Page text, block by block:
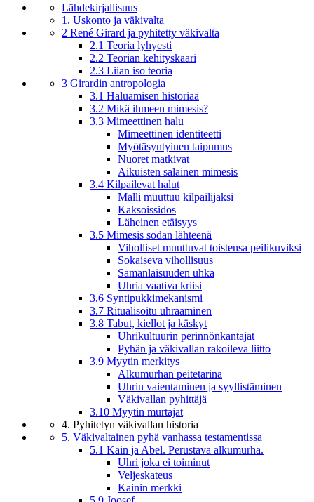
Lähdekirjallisuus
1. Uskonto ja väkivalta
2 René Girard ja pyhitetty väkivalta
2.1 Teoria lyhyesti
2.2 Teorian kehityskaari
2.3 Liian iso teoria
3 Girardin antropologia
3.1 Haluamisen historiaa
3.2 Mikä ihmeen mimesis?
3.3 Mimeettinen halu
Mimeettinen identiteetti
Myötäsyntyinen taipumus
Nuoret matkivat
Aikuisten salainen mimesis
3.4 Kilpailevat halut
Malli muuttuu kilpailijaksi
Kaksoissidos
Läheinen etäisyys
3.5 Mimesis sodan lähteenä
Viholliset muuttuvat toistensa peilikuviksi
Sokaiseva vihollisuus
Samanlaisuuden uhka
Uhria vaativa kriisi
3.6 Syntipukkimekanismi
3.7 Ritualisoitu uhraaminen
3.8 Tabut, kiellot ja käskyt
Uhrikultuurin perinnönkantajat
Pyhän ja väkivallan rakoileva liitto
3.9 Myytin merkitys
Alkumurhan peitetarina
Uhrin vaientaminen ja syyllistäminen
Väkivallan pyhittäjä
3.10 Myytin murtajat
4. Pyhitetyn väkivallan historia
5. Väkivaltainen pyhä vanhassa testamentissa
5.1 Kain ja Abel. Perustava alkumurha.
Uhri joka ei toiminut
Veljeskateus
Kainin merkki